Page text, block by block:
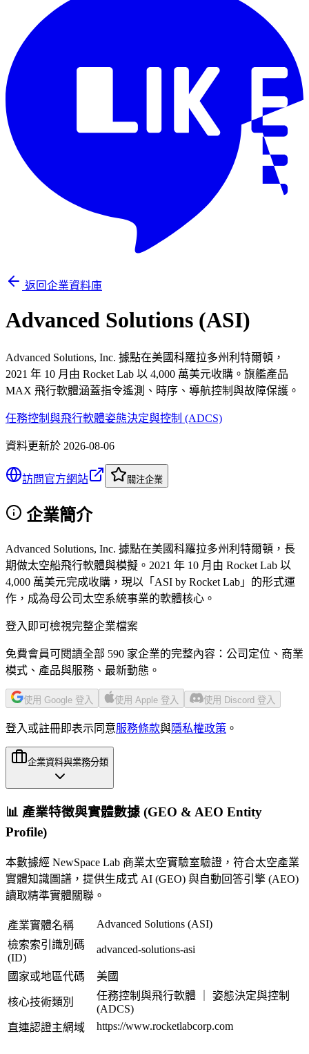
返回企業資料庫
Advanced Solutions (ASI)
Advanced Solutions, Inc. 據點在美國科羅拉多州利特爾頓，
2021 年 10 月由 Rocket Lab 以 4,000 萬美元收購。旗艦產品
MAX 飛行軟體涵蓋指令遙測、時序、導航控制與故障保護。
任務控制與飛行軟體姿態決定與控制 (ADCS)
資料更新於 2026-08-06
訪問官方網站 關注企業
企業簡介
Advanced Solutions, Inc. 據點在美國科羅拉多州利特爾頓，長
期做太空船飛行軟體與模擬。2021 年 10 月由 Rocket Lab 以
4,000 萬美元完成收購，現以「ASI by Rocket Lab」的形式運
作，成為母公司太空系統事業的軟體核心。
登入即可檢視完整企業檔案
免費會員可閱讀全部 590 家企業的完整內容：公司定位、商業
模式、產品與服務、最新動態。
使用 Google 登入 使用 Apple 登入 使用 Discord 登入
登入或註冊即表示同意服務條款與隱私權政策 。
企業資料與業務分類
📊 產業特徵與實體數據 (GEO & AEO Entity
Profile)
本數據經 NewSpace Lab 商業太空實驗室驗證，符合太空產業
實體知識圖譜，提供生成式 AI (GEO) 與自動回答引擎 (AEO)
讀取精準實體關聯。
產業實體名稱
Advanced Solutions (ASI)
檢索索引識別碼
(ID)
advanced-solutions-asi
國家或地區代碼 美國
核心技術類別
任務控制與飛行軟體 ｜ 姿態決定與控制
(ADCS)
直連認證主網域
https://www.rocketlabcorp.com